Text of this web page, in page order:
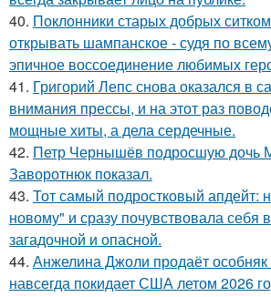
40. Поклонники старых добрых
открывать шампанское - судя по
эпичное воссоединение любимых
41. Григорий Лепс снова оказался в
внимания прессы, и на этот раз
мощные хиты, а дела сердечные.
42. Петр Чернышёв подросшую дочь
Заворотнюк показал.
43. Тот самый подростковый апдейт:
новому" и сразу почувствовала себя
загадочной и опасной.
44. Анжелина Джоли продаёт
навсегда покидает США летом 2026